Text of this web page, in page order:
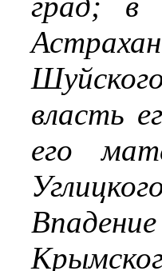
власть
его